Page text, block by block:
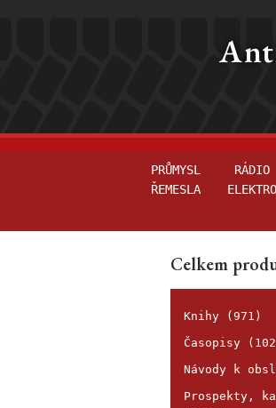
PRŮMYSL
ŘEMESLA
RÁDIO
ELEKTRO
Celkem
Knihy (971)
Časopisy
Návody k
Prospekty,